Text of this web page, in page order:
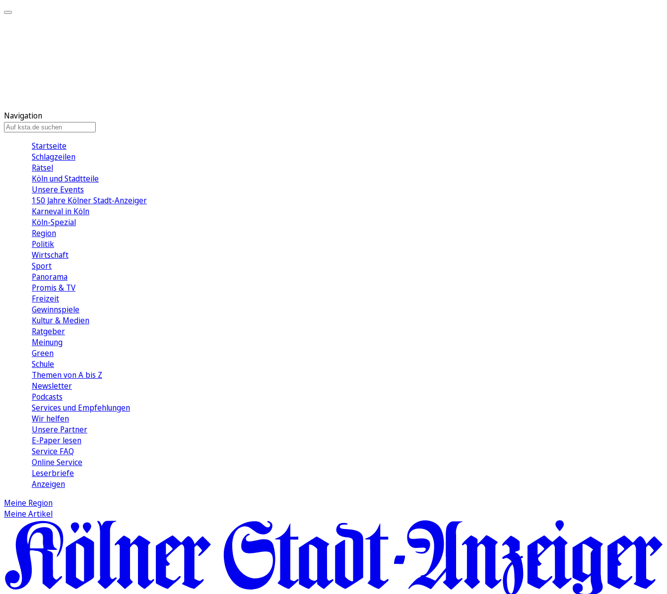
Navigation
Startseite
Schlagzeilen
Rätsel
Köln und Stadtteile
Unsere Events
150 Jahre Kölner Stadt-Anzeiger
Karneval in Köln
Köln-Spezial
Region
Politik
Wirtschaft
Sport
Panorama
Promis & TV
Freizeit
Gewinnspiele
Kultur & Medien
Ratgeber
Meinung
Green
Schule
Themen von A bis Z
Newsletter
Podcasts
Services und Empfehlungen
Wir helfen
Unsere Partner
E-Paper lesen
Service FAQ
Online Service
Leserbriefe
Anzeigen
Meine Region
Meine Artikel